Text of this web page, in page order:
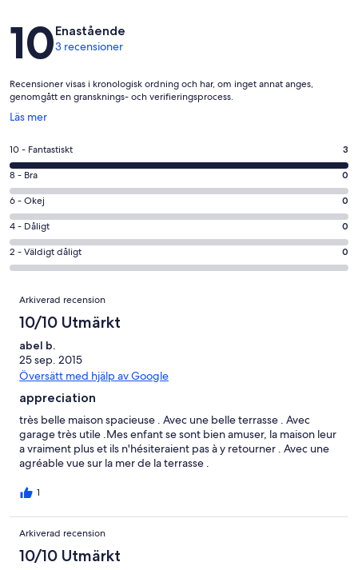
Recensioner
10Enastående
3 recensioner
Recensioner visas i kronologisk ordning och har, om inget annat anges,
genomgått en gransknings- och verifieringsprocess.
Läs mer
Öppnas
ett
nytt
fönster
10
-
Fantastiskt
i
betyg.
3
av
3
10 - Fantastiskt 3
8
-
Bra
i
betyg.
0
8 - Bra 0
6
-
Okej
i
betyg.
av
6 - Okej 0
4
-
Dåligt
betyg.
recensioner
4 - Dåligt 0
2
-
dåligt
av
recensioner
2 - Väldigt dåligt 0
Recensioner
Arkiverad recension
10/10 Utmärkt
abel b.
25 sep. 2015
Översätt med hjälp av Google
appreciation
très belle maison spacieuse . Avec une belle terrasse . Avec
garage très utile .Mes enfant se sont bien amuser, la maison leur
a vraiment plus et ils n'hésiteraient pas à y retourner . Avec une
agréable vue sur la mer de la terrasse .
1
Arkiverad recension
10/10 Utmärkt